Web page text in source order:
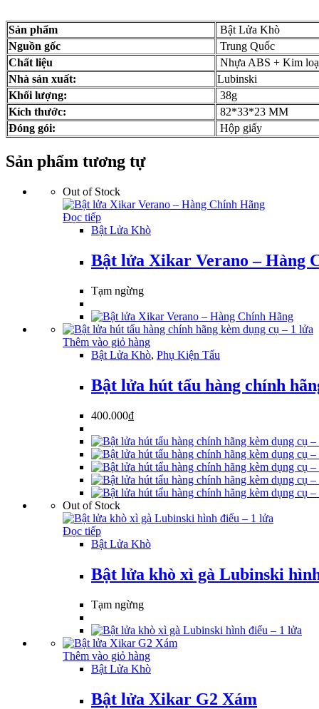
Sản phẩm
Bật Lửa Khò
Nguồn gốc
Trung Quốc
Chất liệu
Nhựa ABS + Kim
Nhà sản xuất:
Lubinski
Khối lượng:
38g
Kích thước:
82*33*23 MM
Đóng gói:
Hộp giấy
Sản phẩm tương tự
Out of Stock
Đọc tiếp
Bật Lửa Khò
Bật lửa Xikar Verano – Hàng
Tạm ngừng
Thêm vào giỏ hàng
Bật Lửa Khò, Phụ Kiện Tẩu
Bật lửa hút tẩu hàng chính
400.000₫
Out of Stock
Đọc tiếp
Bật Lửa Khò
Bật lửa khò xì gà Lubinski
Tạm ngừng
Thêm vào giỏ hàng
Bật Lửa Khò
Bật lửa Xikar G2 Xám